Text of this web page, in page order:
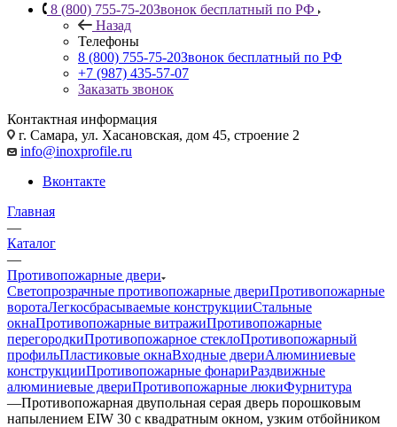
8 (800) 755-75-20Звонок бесплатный по РФ
Назад
Телефоны
8 (800) 755-75-20Звонок бесплатный по РФ
+7 (987) 435-57-07
Заказать звонок
Контактная информация
г. Самара, ул. Хасановская, дом 45, строение 2
info@inoxprofile.ru
Вконтакте
Главная
—
Каталог
—
Противопожарные двери
Светопрозрачные противопожарные двериПротивопожарные
воротаЛегкосбрасываемые конструкцииСтальные
окнаПротивопожарные витражиПротивопожарные
перегородкиПротивопожарное стеклоПротивопожарный
профильПластиковые окнаВходные двериАлюминиевые
конструкцииПротивопожарные фонариРаздвижные
алюминиевые двериПротивопожарные люкиФурнитура
—Противопожарная двупольная серая дверь порошковым
напылением EIW 30 с квадратным окном, узким отбойником